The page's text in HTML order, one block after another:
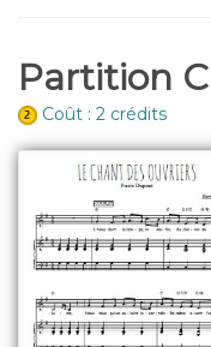
Partition
Coût : 2 crédits